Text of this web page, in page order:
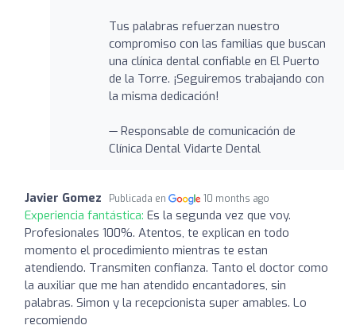
Tus palabras refuerzan nuestro
compromiso con las familias que buscan
una clínica dental confiable en El Puerto
de la Torre. ¡Seguiremos trabajando con
la misma dedicación!
— Responsable de comunicación de
Clínica Dental Vidarte Dental
Javier Gomez Publicada en 10 months ago
Experiencia fantástica: Es la segunda vez que voy.
Profesionales 100%. Atentos, te explican en todo
momento el procedimiento mientras te estan
atendiendo. Transmiten confianza. Tanto el doctor como
la auxiliar que me han atendido encantadores, sin
palabras. Simon y la recepcionista super amables. Lo
recomiendo